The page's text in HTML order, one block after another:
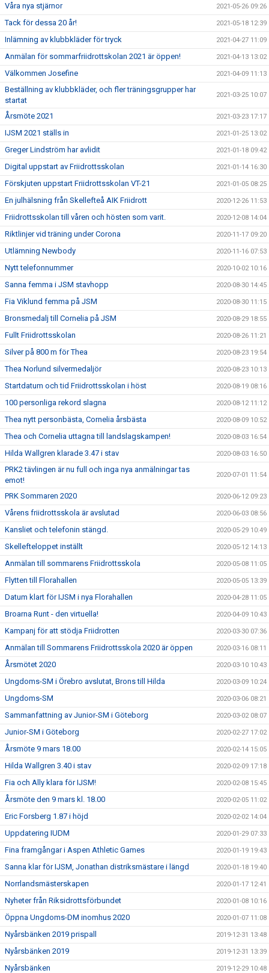
Våra nya stjärnor 2021-05-26 09:26
Tack för dessa 20 år! 2021-05-18 12:39
Inlämning av klubbkläder för tryck 2021-04-27 11:09
Anmälan för sommarfriidrottskolan 2021 är öppen! 2021-04-13 13:02
Välkommen Josefine 2021-04-09 11:13
Beställning av klubbkläder, och fler träningsgrupper har
startat
2021-03-25 10:07
Årsmöte 2021 2021-03-23 17:17
IJSM 2021 ställs in 2021-01-25 13:02
Greger Lindström har avlidit 2021-01-18 09:42
Digital uppstart av Friidrottsskolan 2021-01-14 16:30
Förskjuten uppstart Friidrottsskolan VT-21 2021-01-05 08:25
En julhälsning från Skellefteå AIK Friidrott 2020-12-26 11:53
Friidrottsskolan till våren och hösten som varit. 2020-12-08 14:04
Riktlinjer vid träning under Corona 2020-11-17 09:20
Utlämning Newbody 2020-11-16 07:53
Nytt telefonnummer 2020-10-02 10:16
Sanna femma i JSM stavhopp 2020-08-30 14:45
Fia Viklund femma på JSM 2020-08-30 11:15
Bronsmedalj till Cornelia på JSM 2020-08-29 18:55
Fullt Friidrottsskolan 2020-08-26 11:21
Silver på 800 m för Thea 2020-08-23 19:54
Thea Norlund silvermedaljör 2020-08-23 10:13
Startdatum och tid Friidrottsskolan i höst 2020-08-19 08:16
100 personliga rekord slagna 2020-08-12 11:12
Thea nytt personbästa, Cornelia årsbästa 2020-08-09 10:52
Thea och Cornelia uttagna till landslagskampen! 2020-08-03 16:54
Hilda Wallgren klarade 3.47 i stav 2020-08-03 16:50
PRK2 tävlingen är nu full och inga nya anmälningar tas
emot!
2020-07-01 11:54
PRK Sommaren 2020 2020-06-12 09:23
Vårens friidrottsskola är avslutad 2020-06-03 08:56
Kansliet och telefonin stängd. 2020-05-29 10:49
Skellefteloppet inställt 2020-05-12 14:13
Anmälan till sommarens Friidrottsskola 2020-05-08 11:05
Flytten till Florahallen 2020-05-05 13:39
Datum klart för IJSM i nya Florahallen 2020-04-28 11:05
Broarna Runt - den virtuella! 2020-04-09 10:43
Kampanj för att stödja Friidrotten 2020-03-30 07:36
Anmälan till Sommarens Friidrottsskola 2020 är öppen 2020-03-16 08:11
Årsmötet 2020 2020-03-10 10:43
Ungdoms-SM i Örebro avslutat, Brons till Hilda 2020-03-09 10:24
Ungdoms-SM 2020-03-06 08:21
Sammanfattning av Junior-SM i Göteborg 2020-03-02 08:07
Junior-SM i Göteborg 2020-02-27 17:02
Årsmöte 9 mars 18.00 2020-02-14 15:05
Hilda Wallgren 3.40 i stav 2020-02-09 17:18
Fia och Ally klara för IJSM! 2020-02-08 15:45
Årsmöte den 9 mars kl. 18.00 2020-02-05 11:02
Eric Forsberg 1.87 i höjd 2020-02-02 14:04
Uppdatering IUDM 2020-01-29 07:33
Fina framgångar i Aspen Athletic Games 2020-01-19 19:43
Sanna klar för IJSM, Jonathan distriksmästare i längd 2020-01-18 19:40
Norrlandsmästerskapen 2020-01-17 12:41
Nyheter från Riksidrottsförbundet 2020-01-08 10:16
Öppna Ungdoms-DM inomhus 2020 2020-01-07 11:08
Nyårsbänken 2019 prispall 2019-12-31 13:48
Nyårsbänken 2019 2019-12-31 13:39
Nyårsbänken 2019-12-29 10:48